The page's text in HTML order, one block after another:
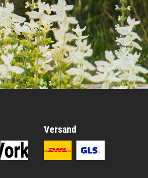
Versand